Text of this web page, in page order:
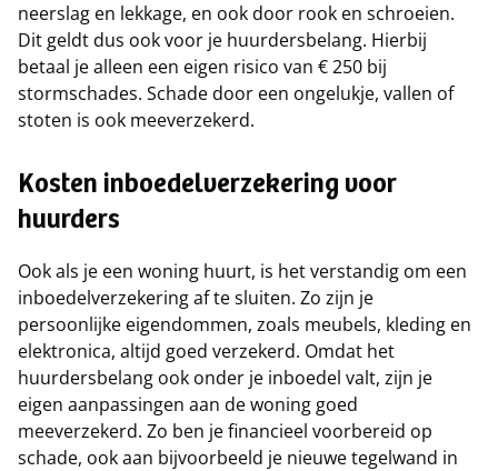
neerslag en lekkage, en ook door rook en schroeien.
Dit geldt dus ook voor je huurdersbelang. Hierbij
betaal je alleen een eigen risico van € 250 bij
stormschades. Schade door een ongelukje, vallen of
stoten is ook meeverzekerd.
Kosten inboedelverzekering voor
huurders
Ook als je een woning huurt, is het verstandig om een
inboedelverzekering af te sluiten. Zo zijn je
persoonlijke eigendommen, zoals meubels, kleding en
elektronica, altijd goed verzekerd. Omdat het
huurdersbelang ook onder je inboedel valt, zijn je
eigen aanpassingen aan de woning goed
meeverzekerd. Zo ben je financieel voorbereid op
schade, ook aan bijvoorbeeld je nieuwe tegelwand in